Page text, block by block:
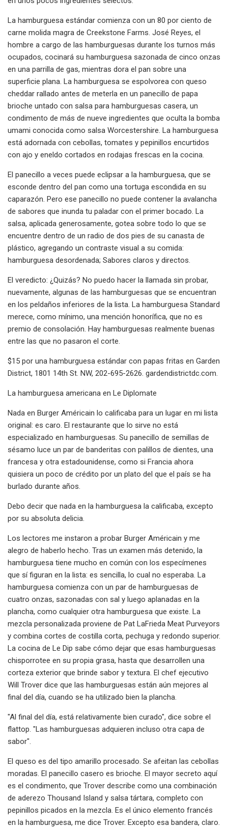
La hamburguesa estándar comienza con un 80 por ciento de
carne molida magra de Creekstone Farms. José Reyes, el
hombre a cargo de las hamburguesas durante los turnos más
ocupados, cocinará su hamburguesa sazonada de cinco onzas
en una parrilla de gas, mientras dora el pan sobre una
superficie plana. La hamburguesa se espolvorea con queso
cheddar rallado antes de meterla en un panecillo de papa
brioche untado con salsa para hamburguesas casera, un
condimento de más de nueve ingredientes que oculta la bomba
umami conocida como salsa Worcestershire. La hamburguesa
está adornada con cebollas, tomates y pepinillos encurtidos
con ajo y eneldo cortados en rodajas frescas en la cocina.
El panecillo a veces puede eclipsar a la hamburguesa, que se
esconde dentro del pan como una tortuga escondida en su
caparazón. Pero ese panecillo no puede contener la avalancha
de sabores que inunda tu paladar con el primer bocado. La
salsa, aplicada generosamente, gotea sobre todo lo que se
encuentre dentro de un radio de dos pies de su canasta de
plástico, agregando un contraste visual a su comida:
hamburguesa desordenada; Sabores claros y directos.
El veredicto: ¿Quizás? No puedo hacer la llamada sin probar,
nuevamente, algunas de las hamburguesas que se encuentran
en los peldaños inferiores de la lista. La hamburguesa Standard
merece, como mínimo, una mención honorífica, que no es
premio de consolación. Hay hamburguesas realmente buenas
entre las que no pasaron el corte.
$15 por una hamburguesa estándar con papas fritas en Garden
District, 1801 14th St. NW, 202-695-2626. gardendistrictdc.com.
La hamburguesa americana en Le Diplomate
Nada en Burger Américain lo calificaba para un lugar en mi lista
original: es caro. El restaurante que lo sirve no está
especializado en hamburguesas. Su panecillo de semillas de
sésamo luce un par de banderitas con palillos de dientes, una
francesa y otra estadounidense, como si Francia ahora
quisiera un poco de crédito por un plato del que el país se ha
burlado durante años.
Debo decir que nada en la hamburguesa la calificaba, excepto
por su absoluta delicia.
Los lectores me instaron a probar Burger Américain y me
alegro de haberlo hecho. Tras un examen más detenido, la
hamburguesa tiene mucho en común con los especímenes
que sí figuran en la lista: es sencilla, lo cual no esperaba. La
hamburguesa comienza con un par de hamburguesas de
cuatro onzas, sazonadas con sal y luego aplanadas en la
plancha, como cualquier otra hamburguesa que existe. La
mezcla personalizada proviene de Pat LaFrieda Meat Purveyors
y combina cortes de costilla corta, pechuga y redondo superior.
La cocina de Le Dip sabe cómo dejar que esas hamburguesas
chisporrotee en su propia grasa, hasta que desarrollen una
corteza exterior que brinde sabor y textura. El chef ejecutivo
Will Trover dice que las hamburguesas están aún mejores al
final del día, cuando se ha utilizado bien la plancha.
"Al final del día, está relativamente bien curado", dice sobre el
flattop. "Las hamburguesas adquieren incluso otra capa de
sabor".
El queso es del tipo amarillo procesado. Se afeitan las cebollas
moradas. El panecillo casero es brioche. El mayor secreto aquí
es el condimento, que Trover describe como una combinación
de aderezo Thousand Island y salsa tártara, completo con
pepinillos picados en la mezcla. Es el único elemento francés
en la hamburguesa, me dice Trover. Excepto esa bandera, claro.